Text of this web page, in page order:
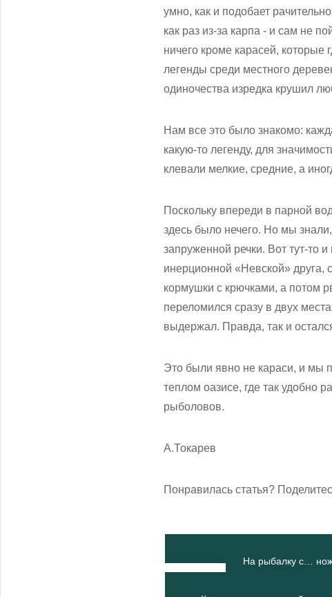
умно, как и подобает
как раз из-за карпа - и сам не
ничего кроме карасей, которые
легенды среди местного
одиночества изредка крушил
Нам все это было знакомо:
какую-то легенду, для
клевали мелкие, средние, а
Поскольку впереди в парной
здесь было нечего. Но мы
запруженной речки. Вот тут-то
инерционной «Невской»
кормушки с крючками, а потом
переломился сразу в двух
выдержал. Правда, так и
Это были явно не караси, и мы
теплом оазисе, где так удобно
рыболовов.
А.Токарев
Понравилась статья?
На рыбалку с…